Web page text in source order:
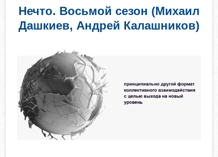
Нечто. Восьмой сезон (Михаил
Дашкиев, Андрей Калашников)